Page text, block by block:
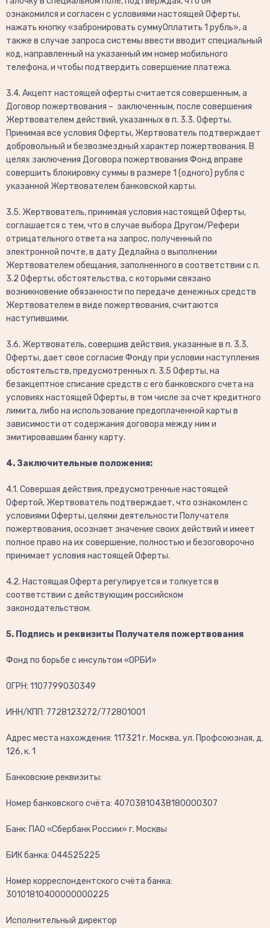
ознакомился и согласен с условиями настоящей Оферты,
нажать кнопку «забронировать суммуОплатить 1 рубль», а
также в случае запроса системы ввести вводит специальный
код, направленный на указанный им номер мобильного
телефона, и чтобы подтвердить совершение платежа.
3.4. Акцепт настоящей оферты считается совершенным, а
Договор пожертвования – заключенным, после совершения
Жертвователем действий, указанных в п. 3.3. Оферты.
Принимая все условия Оферты, Жертвователь подтверждает
добровольный и безвозмездный характер пожертвования. В
целях заключения Договора пожертвования Фонд вправе
совершить блокировку суммы в размере 1 (одного) рубля с
указанной Жертвователем банковской карты.
3.5. Жертвователь, принимая условия настоящей Оферты,
соглашается с тем, что в случае выбора Другом/Рефери
отрицательного ответа на запрос, полученный по
электронной почте, в дату Дедлайна о выполнении
Жертвователем обещания, заполненного в соответствии с п.
3.2 Оферты, обстоятельства, с которыми связано
возникновение обязанности по передаче денежных средств
Жертвователем в виде пожертвования, считаются
наступившими.
3.6. Жертвователь, совершив действия, указанные в п. 3.3.
Оферты, дает свое согласие Фонду при условии наступления
обстоятельств, предусмотренных п. 3.5 Оферты, на
безакцептное списание средств с его банковского счета на
условиях настоящей Оферты, в том числе за счет кредитного
лимита, либо на использование предоплаченной карты в
зависимости от содержания договора между ним и
эмитировавшим банку карту.
4. Заключительные положения:
4.1. Совершая действия, предусмотренные настоящей
Офертой, Жертвователь подтверждает, что ознакомлен с
условиями Оферты, целями деятельности Получателя
пожертвования, осознает значение своих действий и имеет
полное право на их совершение, полностью и безоговорочно
принимает условия настоящей Оферты.
4.2. Настоящая Оферта регулируется и толкуется в
соответствии с действующим российском
законодательством.
5. Подпись и реквизиты Получателя пожертвования
Фонд по борьбе с инсультом «ОРБИ»
ОГРН: 1107799030349
ИНН/КПП: 7728123272/772801001
Адрес места нахождения: 117321 г. Москва, ул. Профсоюзная, д.
126, к. 1
Банковские реквизиты:
Номер банковского счёта: 40703810438180000307
Банк: ПАО «Сбербанк России» г. Москвы
БИК банка: 044525225
Номер корреспондентского счёта банка:
30101810400000000225
Исполнительный директор